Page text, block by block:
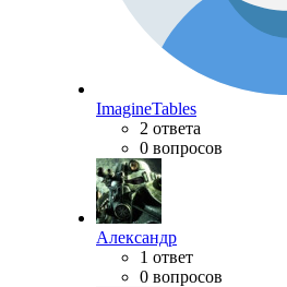
ImagineTables
2 ответа
0 вопросов
Александр
1 ответ
0 вопросов